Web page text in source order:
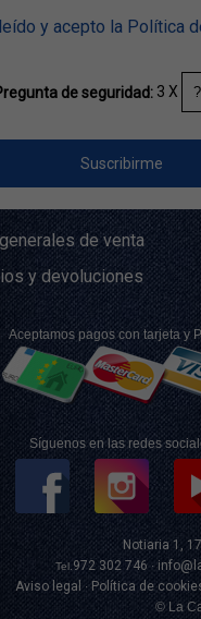
y acepto la Política
de seguridad: 3 X
de venta
y devoluciones
Aceptamos pagos con tarjeta y
Síguenos en las redes
Notiaria 1,
Tel. 972 302 746 ·
Aviso legal
· Política de
© La